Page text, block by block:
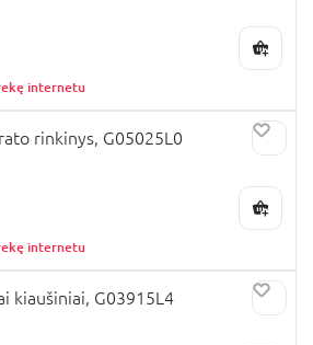
internetu
rinkinys, G05025L0
internetu
kiaušiniai, G03915L4